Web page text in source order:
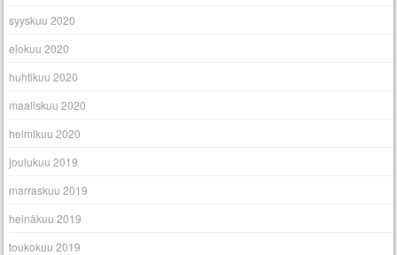
syyskuu 2020
elokuu 2020
huhtikuu 2020
maaliskuu 2020
helmikuu 2020
joulukuu 2019
marraskuu 2019
heinäkuu 2019
toukokuu 2019